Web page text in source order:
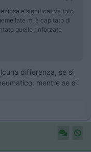
e significativa foto
mi è capitato di
quelle rinforzate
differenza, se si
mentre se si